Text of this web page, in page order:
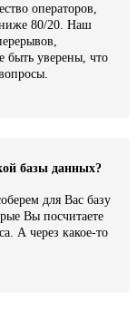
операторов,
ниже 80/20. Наш
быть уверены, что
базы данных?
для Вас базу
Вы посчитаете
А через какое-то